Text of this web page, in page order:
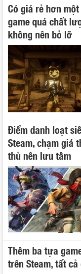
Có giá rẻ hơn
game quá chất
không nên bỏ lỡ
Điểm danh loạt
Steam, chạm giá
thủ nên lưu tâm
Thêm ba tựa
trên Steam, tất